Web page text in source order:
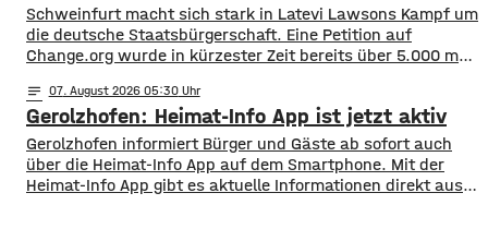
Schweinfurt macht sich stark in Latevi Lawsons Kampf um
die deutsche Staatsbürgerschaft. Eine Petition auf
Change.org wurde in kürzester Zeit bereits über 5.000 mal
seit vielen Jahren in Schweinfurt. Seit über acht Jahren
betreibt er ein Restaurant, bietet Kochkurse an und
organisiert Caterings. Dennoch droht ihm gemeinsam
notes 07. August 2026 05:30
Gerolzhofen: Heimat-Info App ist jetzt aktiv
Gerolzhofen informiert Bürger und Gäste ab sofort auch
über die Heimat-Info App auf dem Smartphone. Mit der
Heimat-Info App gibt es aktuelle Informationen direkt aus